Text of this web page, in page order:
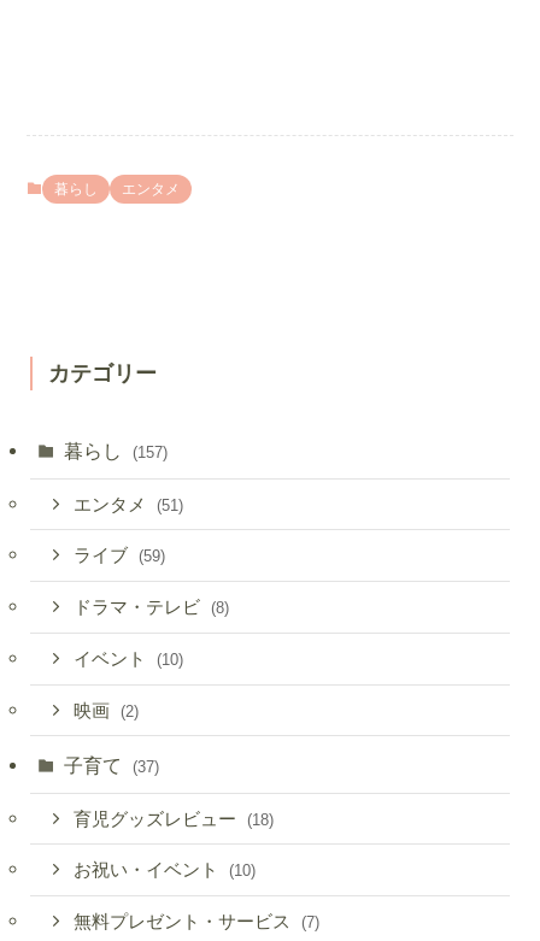
暮らし エンタメ
カテゴリー
暮らし (157)
エンタメ (51)
ライブ (59)
ドラマ・テレビ (8)
イベント (10)
映画 (2)
子育て (37)
育児グッズレビュー (18)
お祝い・イベント (10)
無料プレゼント・サービス (7)